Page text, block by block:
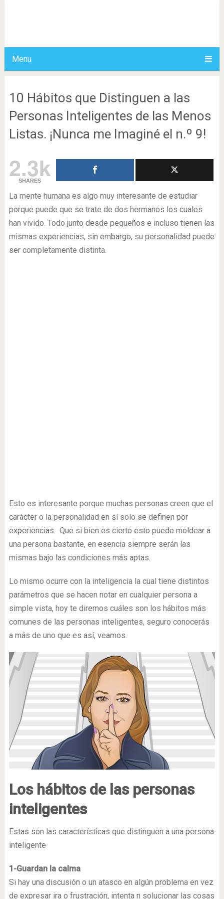
Menu
10 Hábitos que Distinguen a las
Personas Inteligentes de las Menos
Listas. ¡Nunca me Imaginé el n.º 9!
2.3k
SHARES
La mente humana es algo muy interesante de estudiar
porque puede que se trate de dos hermanos los cuales
han vivido. Todo junto desde pequeños e incluso tienen las
mismas experiencias, sin embargo, su personalidad puede
ser completamente distinta.
Esto es interesante porque muchas personas creen que el
carácter o la personalidad en sí solo se definen por
experiencias. Que si bien es cierto esto puede moldear a
una persona bastante, en esencia siempre serán las
mismas bajo las condiciones más aptas.
Lo mismo ocurre con la inteligencia la cual tiene distintos
parámetros que se hacen notar en cualquier persona a
simple vista, hoy te diremos cuáles son los hábitos más
comunes de las personas inteligentes, seguro conocerás
a más de uno que es así, veamos.
Los hábitos de las personas
inteligentes
Estas son las características que distinguen a una persona
inteligente
1-Guardan la calma
Si hay una discusión o un atasco en algún problema en vez
de expresar ira o frustración, intenta n solucionar las cosas